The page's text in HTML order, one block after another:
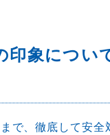
印象につい
で、徹底して安